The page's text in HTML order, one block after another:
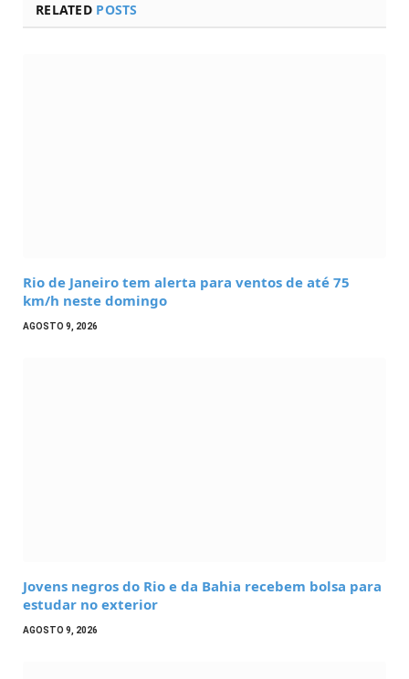
RELATED POSTS
Rio de Janeiro tem alerta para ventos de até 75
km/h neste domingo
AGOSTO 9, 2026
Jovens negros do Rio e da Bahia recebem bolsa para
estudar no exterior
AGOSTO 9, 2026